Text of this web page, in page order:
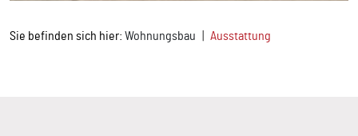
Sie befinden sich hier: Wohnungsbau Ausstattung